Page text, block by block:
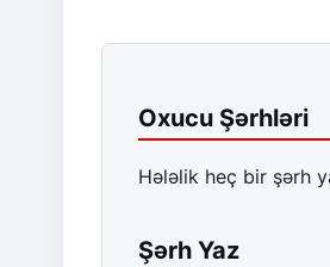
Oxucu Şərhləri
Hələlik heç bir şərh
Şərh Yaz